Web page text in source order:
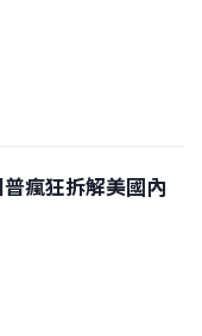
瘋狂拆解美國內